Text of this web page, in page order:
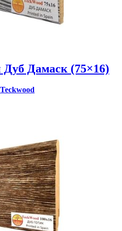
Дамаск (75×16)
Teckwood